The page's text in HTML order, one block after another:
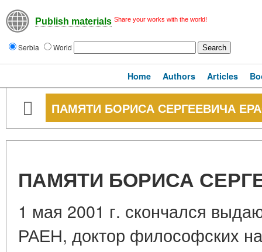
Publish materials Share your works with the world!
Serbia World
Home Authors Articles
ПАМЯТИ БОРИСА СЕРГЕЕВИЧА
ПАМЯТИ БОРИСА
1 мая 2001 г. скончался
РАЕН, доктор философских